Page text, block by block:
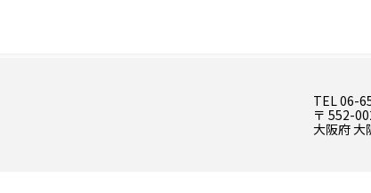
TEL 06-
〒 552-
大阪府 大